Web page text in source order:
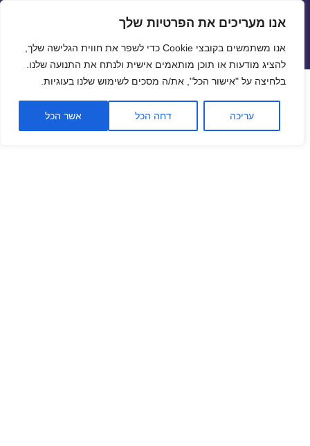
פתח
אנו מעריכים את הפרטיות שלך
אנו משתמשים בקובצי Cookie כדי לשפר את חווית הגלישה שלך,
להציג מודעות או תוכן מותאמים אישית ולנתח את התנועה שלנו.
בלחיצה על "אישור הכל", את/ה מסכים לשימוש שלנו בעוגיות.
עריכה דחה הכל אשר הכל
שערי חליפין יציגים – שער יציג
תפריטים
ווידג'טים
שער ביטקוין לתאריך 20/01/2019